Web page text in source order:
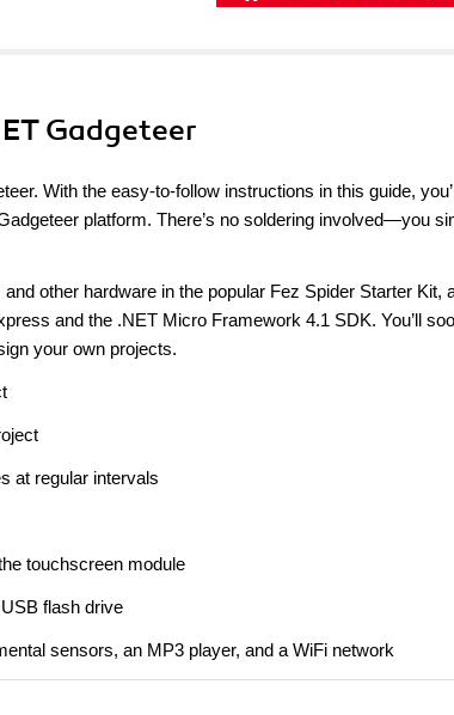
Gadgeteer
With the easy-to-follow instructions in this guide,
platform. There’s no soldering involved—you
other hardware in the popular Fez Spider Starter Kit,
and the .NET Micro Framework 4.1 SDK. You’ll
your own projects.
at regular intervals
touchscreen module
flash drive
sensors, an MP3 player, and a WiFi network